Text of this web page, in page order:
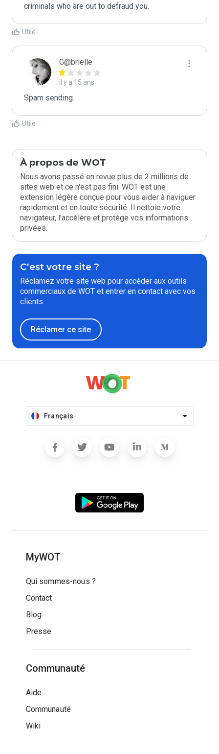
criminals who are out to defraud you.
Utile
G@brielle
il y a 15 ans
Spam sending.
Utile
À propos de WOT
Nous avons passé en revue plus de 2 millions de
sites web et ce n'est pas fini. WOT est une
extension légère conçue pour vous aider à naviguer
rapidement et en toute sécurité. Il nettoie votre
navigateur, l'accélère et protège vos informations
privées.
C'est votre site ?
Réclamez votre site web pour accéder aux outils
commerciaux de WOT et entrer en contact avec vos
clients.
Réclamer ce site
Français
MyWOT
Qui sommes-nous ?
Contact
Blog
Presse
Communauté
Aide
Communauté
Wiki